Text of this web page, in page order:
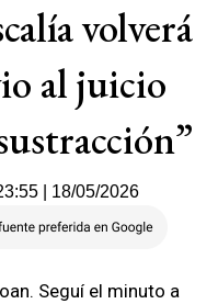
volverá
al juicio
| 18/05/2026
Seguí el minuto a